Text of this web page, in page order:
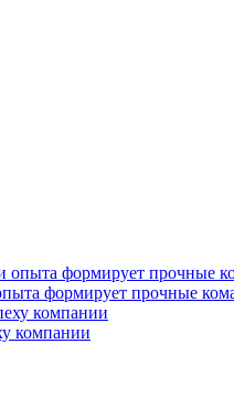
формирует прочные
компании